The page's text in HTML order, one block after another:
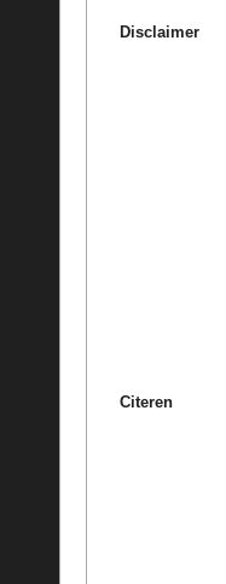
Disclaimer
Citeren